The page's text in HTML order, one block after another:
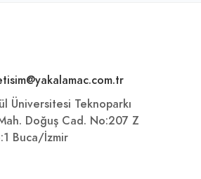
Üniversitesi Teknoparkı
Doğuş Cad. No:207 Z
Buca/İzmir